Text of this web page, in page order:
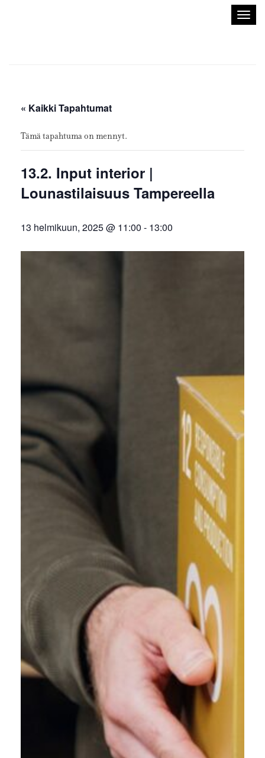
« Kaikki Tapahtumat
Tämä tapahtuma on mennyt.
13.2. Input interior |
Lounastilaisuus Tampereella
13 helmikuun, 2025 @ 11:00 - 13:00